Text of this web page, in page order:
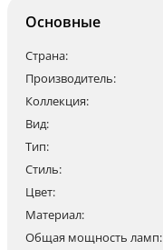
Основные
Страна:
Производитель:
Коллекция:
Вид:
Тип:
Стиль:
Цвет:
Материал:
Общая мощность ламп: